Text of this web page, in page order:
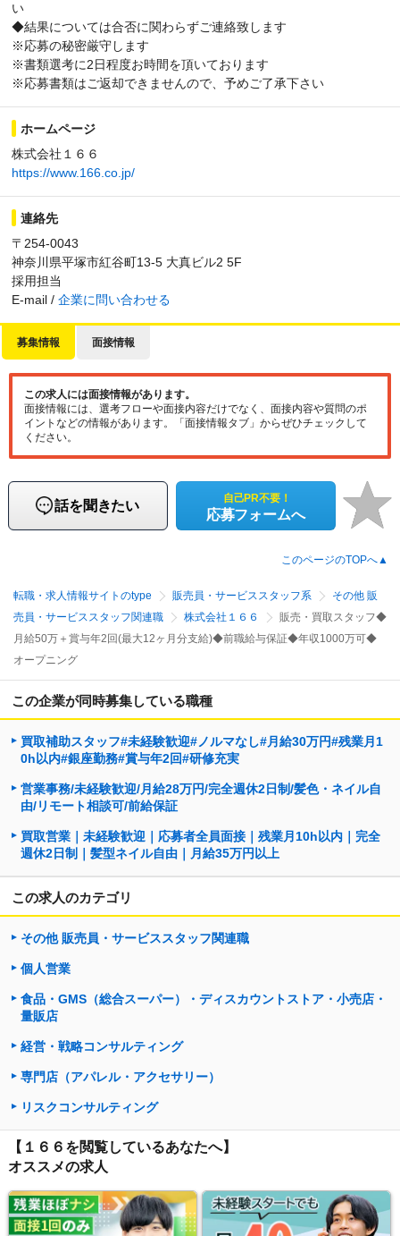
い
◆結果については合否に関わらずご連絡致します
※応募の秘密厳守します
※書類選考に2日程度お時間を頂いております
※応募書類はご返却できませんので、予めご了承下さい
ホームページ
株式会社１６６
https://www.166.co.jp/
連絡先
〒254-0043
神奈川県平塚市紅谷町13-5 大真ビル2 5F
採用担当
E-mail / 企業に問い合わせる
募集情報 面接情報
この求人には面接情報があります。
面接情報には、選考フローや面接内容だけでなく、面接内容や質問のポ
イントなどの情報があります。「面接情報タブ」からぜひチェックして
ください。
話を聞きたい 自己PR不要！
応募フォームへ
このページのTOPへ▲
転職・求人情報サイトのtype 販売員・サービススタッフ系
その他 販
売員・サービススタッフ関連職
株式会社１６６
販売・買取スタッフ◆
月給50万＋賞与年2回(最大12ヶ月分支給)◆前職給与保証◆年収1000万可◆
オープニング
この企業が同時募集している職種
買取補助スタッフ#未経験歓迎#ノルマなし#月給30万円#残業月1
0h以内#銀座勤務#賞与年2回#研修充実
営業事務/未経験歓迎/月給28万円/完全週休2日制/髪色・ネイル自
由/リモート相談可/前給保証
買取営業｜未経験歓迎｜応募者全員面接｜残業月10h以内｜完全
週休2日制｜髪型ネイル自由｜月給35万円以上
この求人のカテゴリ
その他 販売員・サービススタッフ関連職
個人営業
食品・GMS（総合スーパー）・ディスカウントストア・小売店・
量販店
経営・戦略コンサルティング
専門店（アパレル・アクセサリー）
リスクコンサルティング
【１６６を閲覧しているあなたへ】
オススメの求人